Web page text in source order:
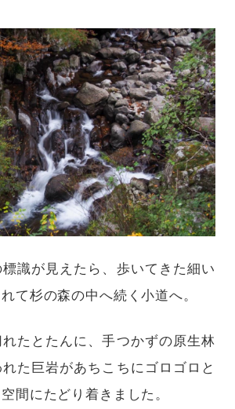
識が見えたら、歩いてきた細い
て杉の森の中へ続く小道へ。
たとたんに、手つかずの原生林
た巨岩があちこちにゴロゴロと
間にたどり着きました。